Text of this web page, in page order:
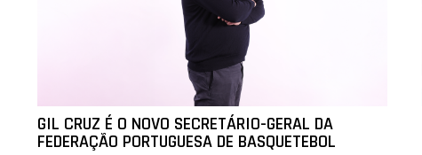
GIL CRUZ É O NOVO SECRETÁRIO-GERAL DA
FEDERAÇÃO PORTUGUESA DE BASQUETEBOL